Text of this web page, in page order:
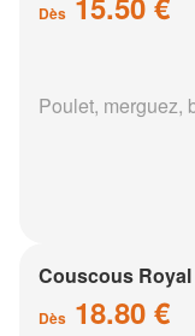
Dès
Poulet, merguez,
Couscous Royal
Dès 18.80 €